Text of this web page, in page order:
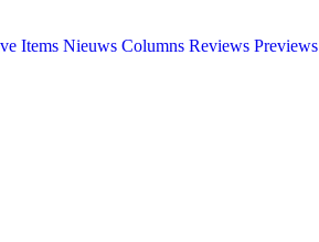
Items Nieuws Columns Reviews Previews